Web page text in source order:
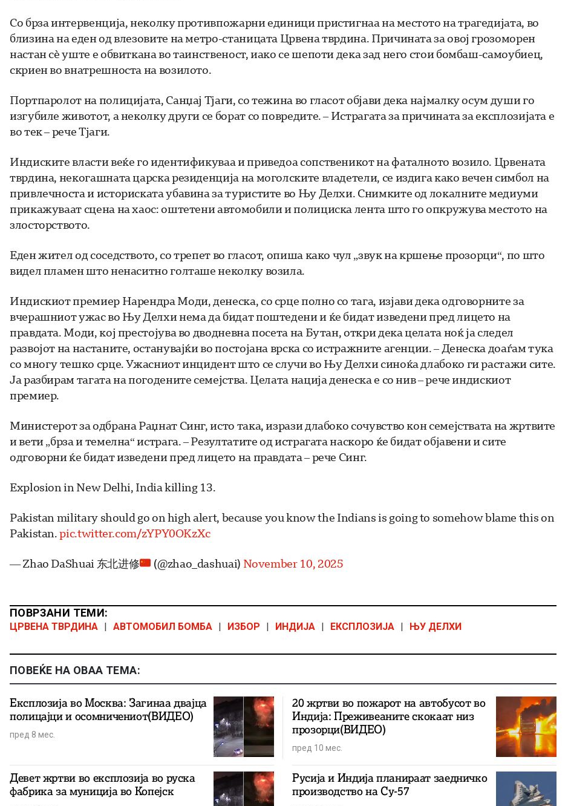
Со брза интервенција, неколку противпожарни единици пристигнаа на местото на трагедијата, во
близина на еден од влезовите на метро-станицата Црвена тврдина. Причината за овој грозоморен
настан сè уште е обвиткана во таинственост, иако се шепоти дека зад него стои бомбаш-самоубиец,
скриен во внатрешноста на возилото.
Портпаролот на полицијата, Санџај Тјаги, со тежина во гласот објави дека најмалку осум души го
изгубиле животот, а неколку други се борат со повредите. – Истрагата за причината за експлозијата е
во тек – рече Тјаги.
Индиските власти веќе го идентификуваа и приведоа сопственикот на фаталното возило. Црвената
тврдина, некогашната царска резиденција на моголските владетели, се издига како вечен симбол на
привлечноста и историската убавина за туристите во Њу Делхи. Снимките од локалните медиуми
прикажуваат сцена на хаос: оштетени автомобили и полициска лента што го опкружува местото на
злосторството.
Еден жител од соседството, со трепет во гласот, опиша како чул „звук на кршење прозорци“, по што
видел пламен што ненаситно голташе неколку возила.
Индискиот премиер Нарендра Моди, денеска, со срце полно со тага, изјави дека одговорните за
вчерашниот ужас во Њу Делхи нема да бидат поштедени и ќе бидат изведени пред лицето на
правдата. Моди, кој престојува во дводневна посета на Бутан, откри дека целата ноќ ја следел
развојот на настаните, останувајќи во постојана врска со истражните агенции. – Денеска доаѓам тука
со многу тешко срце. Ужасниот инцидент што се случи во Њу Делхи синоќа длабоко ги растажи сите.
Ја разбирам тагата на погодените семејства. Целата нација денеска е со нив – рече индискиот
премиер.
Министерот за одбрана Раџнат Синг, исто така, изрази длабоко сочувство кон семејствата на жртвите
и вети „брза и темелна“ истрага. – Резултатите од истрагата наскоро ќе бидат објавени и сите
одговорни ќе бидат изведени пред лицето на правдата – рече Синг.
Explosion in New Delhi, India killing 13.
Pakistan military should go on high alert, because you know the Indians is going to somehow blame this on
Pakistan.pic.twitter.com/zYPY0OKzXc
— Zhao DaShuai 东北进修 (@zhao_dashuai) November 10, 2025
ПОВРЗАНИ ТЕМИ:
ЦРВЕНА ТВРДИНА | АВТОМОБИЛ БОМБА | ИЗБОР | ИНДИЈА | ЕКСПЛОЗИЈА | ЊУ ДЕЛХИ
ПОВЕЌЕ НА ОВАА ТЕМА:
Експлозија во Москва: Загинаа двајца
полицајци и осомничениот(ВИДЕО)
пред 8 мес.
20 жртви во пожарот на автобусот во
Индија: Преживеаните скокаат низ
прозорци(ВИДЕО)
пред 10 мес.
Девет жртви во експлозија во руска
фабрика за муниција во Копејск
Русија и Индија планираат заедничко
производство на Су-57